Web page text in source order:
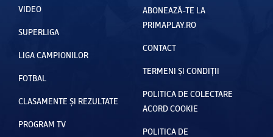
VIDEO
SUPERLIGA
LIGA CAMPIONILOR
FOTBAL
CLASAMENTE ȘI REZULTATE
PROGRAM TV
ABONEAZĂ-TE LA
PRIMAPLAY.RO
CONTACT
TERMENI ȘI CONDIȚII
POLITICA DE COLECTARE
ACORD COOKIE
POLITICA DE